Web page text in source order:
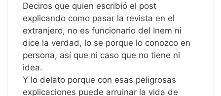
Deciros que quien escribió el post
explicando como pasar la revista en el
extranjero, no es funcionario del Inem ni
dice la verdad, lo se porque lo conozco en
persona, así que ni caso que no tiene ni
idea.
Y lo delato porque con esas peligrosas
explicaciones puede arruinar la vida de